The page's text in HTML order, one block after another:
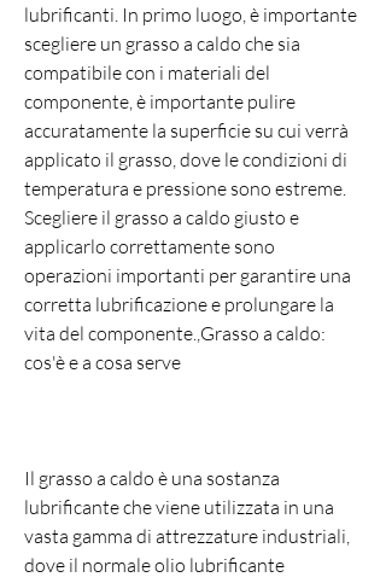
lubrificanti. In primo luogo, è importante
scegliere un grasso a caldo che sia
compatibile con i materiali del
componente, è importante pulire
accuratamente la superficie su cui verrà
applicato il grasso, dove le condizioni di
temperatura e pressione sono estreme.
Scegliere il grasso a caldo giusto e
applicarlo correttamente sono
operazioni importanti per garantire una
corretta lubrificazione e prolungare la
vita del componente.,Grasso a caldo:
cos'è e a cosa serve
Il grasso a caldo è una sostanza
lubrificante che viene utilizzata in una
vasta gamma di attrezzature industriali,
dove il normale olio lubrificante